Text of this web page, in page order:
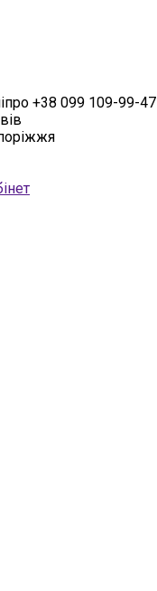
+38 099 109-99-47